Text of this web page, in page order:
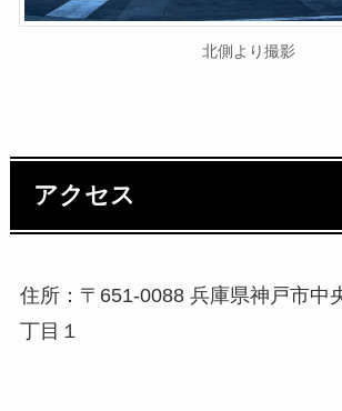
北側より撮影
アクセス
住所：〒651-0088 兵庫県神戸市中
丁目１